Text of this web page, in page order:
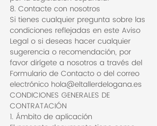
8. Contacte con nosotros
Si tienes cualquier pregunta sobre las
condiciones reflejadas en este Aviso
Legal o si deseas hacer cualquier
sugerencia o recomendación, por
favor dirígete a nosotros a través del
Formulario de Contacto o del correo
electrónico hola@eltallerdelogana.es
CONDICIONES GENERALES DE
CONTRATACIÓN
1. Ámbito de aplicación